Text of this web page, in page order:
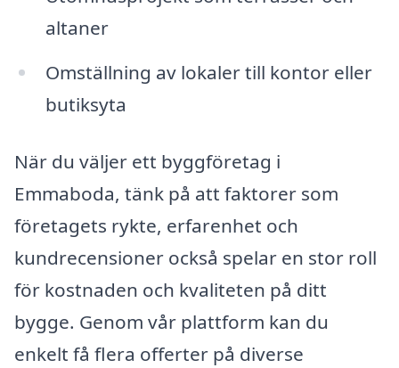
altaner
Omställning av lokaler till kontor eller
butiksyta
När du väljer ett byggföretag i
Emmaboda, tänk på att faktorer som
företagets rykte, erfarenhet och
kundrecensioner också spelar en stor roll
för kostnaden och kvaliteten på ditt
bygge. Genom vår plattform kan du
enkelt få flera offerter på diverse